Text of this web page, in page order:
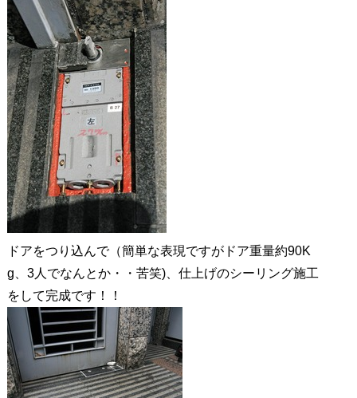
ドアをつり込んで（簡単な表現ですがドア重量約90K
g、3人でなんとか・・苦笑)、仕上げのシーリング施工
をして完成です！！